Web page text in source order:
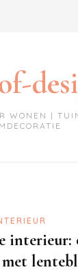
WONEN |
interieur: